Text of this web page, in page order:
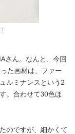
さん。なんと、今回
た画材は、ファー
ルミナンスという2
。合わせて30色ほ
のですが、細かくて